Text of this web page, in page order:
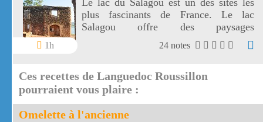
1h
Le lac du Salagou est un des sites les
plus fascinants de France. Le lac
Salagou offre des paysages
24 notes
Ces recettes de Languedoc Roussillon
pourraient vous plaire :
Omelette à l'ancienne